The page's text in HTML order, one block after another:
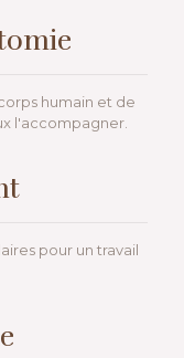
humain et de
l'accompagner.
pour un travail